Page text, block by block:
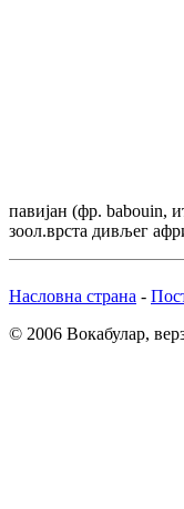
павијан (фр. babouin,
зоол.врста дивљег
Насловна страна -
© 2006 Вокабулар,